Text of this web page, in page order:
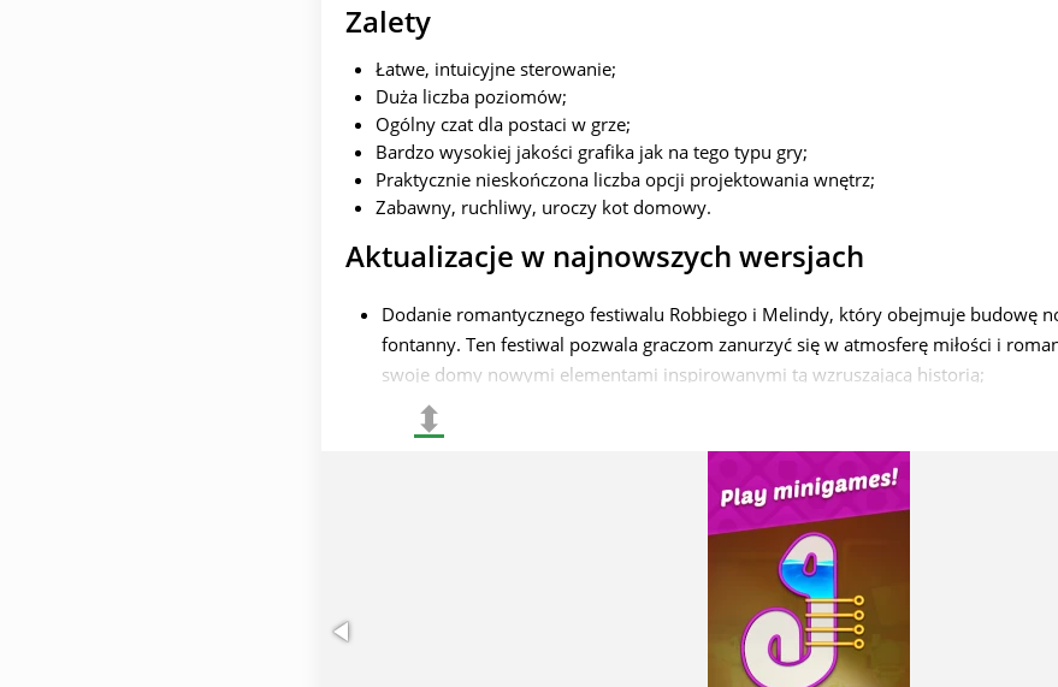
Zalety
Łatwe, intuicyjne sterowanie;
Duża liczba poziomów;
Ogólny czat dla postaci w grze;
Bardzo wysokiej jakości grafika jak na tego typu gry;
Praktycznie nieskończona liczba opcji projektowania wnętrz;
Zabawny, ruchliwy, uroczy kot domowy.
Aktualizacje w najnowszych wersjach
Dodanie romantycznego festiwalu Robbiego i Melindy, który obejmuje budowę
fontanny. Ten festiwal pozwala graczom zanurzyć się w atmosferę miłości i
swoje domy nowymi elementami inspirowanymi tą wzruszającą historią;
Nowe wydarzenia. Ich pomyślne zakończenie przynosi unikalne dekoracje,
innych trybach gry;
Nowe możliwości rzemiosła i rozwoju wnętrza. Nowe lokalizacje poszerzają
więcej miejsc do eksploracji i dekoracji. Daje to graczom więcej swobody w
⬍